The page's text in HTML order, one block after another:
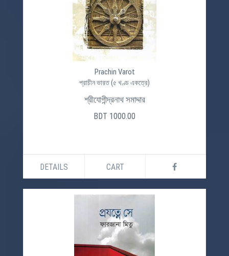
Prachin Varot
প্রাচীন ভারত (৫ খণ্ড একত্রে)
শ্রীযোগীন্দ্রনাথ সমাদ্দার
BDT 1000.00
DETAILS CART